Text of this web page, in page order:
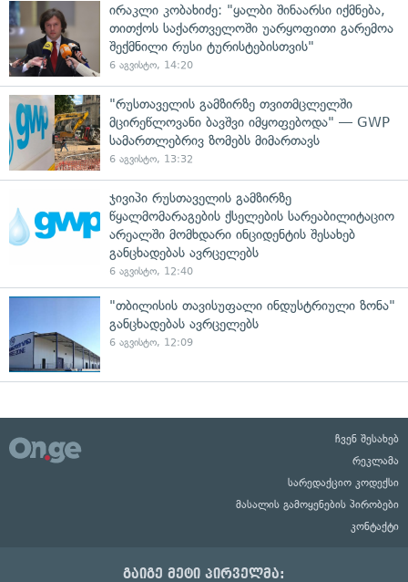
ირაკლი კობახიძე: "ყალბი შინაარსი იქმნება,
თითქოს საქართველოში უარყოფითი გარემოა
შექმნილი რუსი ტურისტებისთვის"
6 აგვისტო, 14:20
"რუსთაველის გამზირზე თვითმცლელში
მცირეწლოვანი ბავშვი იმყოფებოდა" — GWP
სამართლებრივ ზომებს მიმართავს
6 აგვისტო, 13:32
ჯივიპი რუსთაველის გამზირზე
წყალმომარაგების ქსელების სარეაბილიტაციო
არეალში მომხდარი ინციდენტის შესახებ
განცხადებას ავრცელებს
6 აგვისტო, 12:40
"თბილისის თავისუფალი ინდუსტრიული ზონა"
განცხადებას ავრცელებს
6 აგვისტო, 12:09
ჩვენ შესახებ
რეკლამა
სარედაქციო კოდექსი
მასალის გამოყენების პირობები
კონტაქტი
გაიგე მეტი პირველმა: